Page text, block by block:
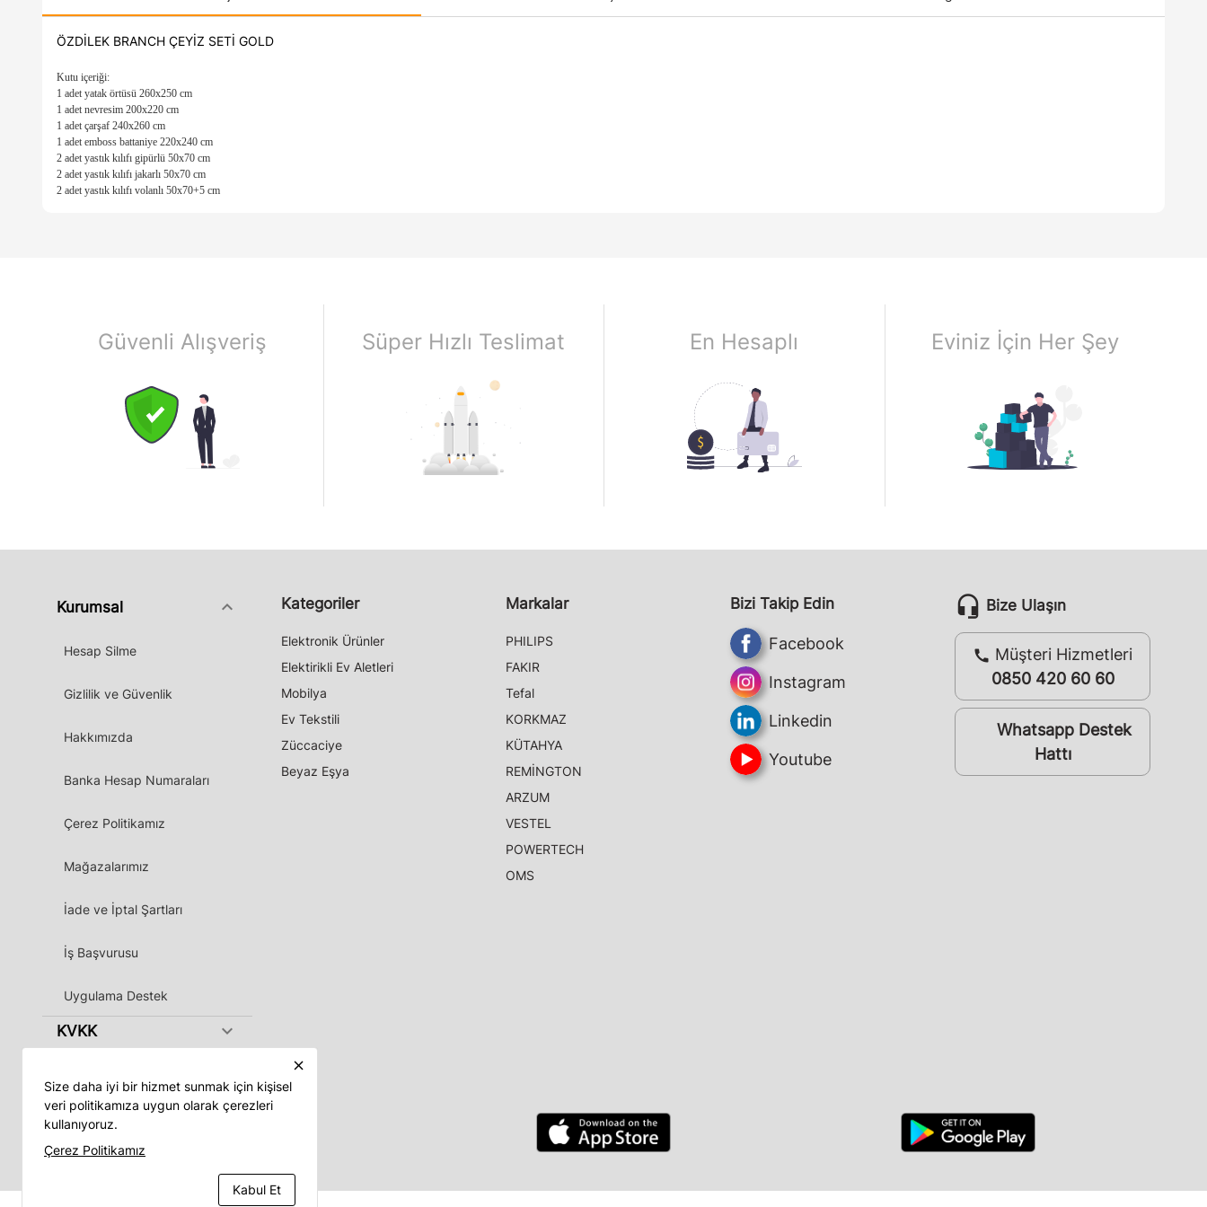
ÖZDİLEK BRANCH ÇEYİZ SETİ GOLD
Kutu içeriği:
1 adet yatak örtüsü 260x250 cm
1 adet nevresim 200x220 cm
1 adet çarşaf 240x260 cm
1 adet emboss battaniye 220x240 cm
2 adet yastık kılıfı gipürlü 50x70 cm
2 adet yastık kılıfı jakarlı 50x70 cm
2 adet yastık kılıfı volanlı 50x70+5 cm
Güvenli Alışveriş Süper Hızlı Teslimat En Hesaplı Eviniz İçin Her Şey
Kurumsal keyboard_arrow_down
Hesap Silme
Gizlilik ve Güvenlik
Hakkımızda
Banka Hesap Numaraları
Çerez Politikamız
Mağazalarımız
İade ve İptal Şartları
İş Başvurusu
Uygulama Destek
KVKK keyboard_arrow_down
Kategoriler
Elektronik Ürünler
Elektirikli Ev Aletleri
Mobilya
Ev Tekstili
Züccaciye
Beyaz Eşya
Markalar
PHILIPS
FAKIR
Tefal
KORKMAZ
KÜTAHYA
REMİNGTON
ARZUM
VESTEL
POWERTECH
OMS
Bizi Takip Edin
Facebook
Instagram
Linkedin
Youtube
headset_mic Bize Ulaşın
call Müşteri Hizmetleri
0850 420 60 60
whatsappWhatsapp Destek
Hattı
close
Size daha iyi bir hizmet sunmak için kişisel
veri politikamıza uygun olarak çerezleri
kullanıyoruz.
Çerez Politikamız
Kabul Et